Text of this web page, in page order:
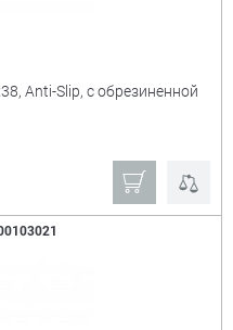
Anti-Slip, с обрезиненной